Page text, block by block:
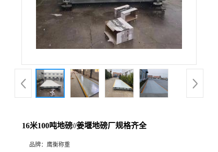
16米100吨地磅//姜堰地磅厂规格齐全
品牌： 鹰衡称重